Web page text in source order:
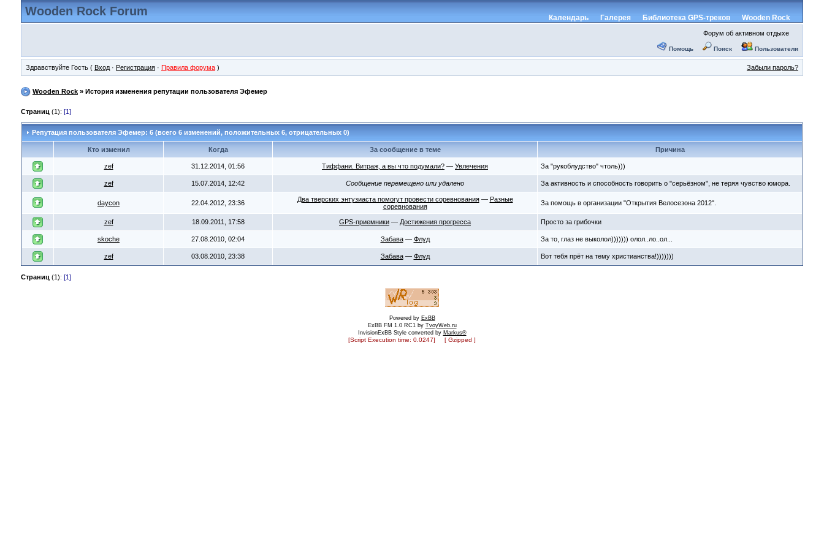
Wooden Rock Forum Календарь Галерея Библиотека GPS-треков Wooden Rock
Форум об активном отдыхе
Помощь Поиск Пользователи
Здравствуйте Гость ( Вход · Регистрация · Правила форума ) Забыли пароль?
Wooden Rock » История изменения репутации пользователя Эфемер
Страниц (1): [1]
Репутация пользователя Эфемер: 6 (всего 6 изменений, положительных 6, отрицательных 0)
Кто изменил Когда За сообщение в теме Причина
zef 31.12.2014, 01:56 Тиффани. Витраж, а вы что подумали? — Увлечения За "рукоблудство" чтоль)))
zef 15.07.2014, 12:42 Сообщение перемещено или удалено За активность и способность говорить о "серьёзном", не теряя чувство юмора.
daycon 22.04.2012, 23:36 Два тверских энтузиаста помогут провести соревнования— Разные
соревнования
За помощь в организации "Открытия Велосезона 2012".
zef 18.09.2011, 17:58 GPS-приемники — Достижения прогресса Просто за грибочки
skoche 27.08.2010, 02:04 Забава— Флуд За то, глаз не выколол))))))) олол..ло..ол...
zef 03.08.2010, 23:38 Забава— Флуд Вот тебя прёт на тему христианства!)))))))
Страниц (1): [1]
Powered by ExBB
ExBB FM 1.0 RC1 by TvoyWeb.ru
InvisionExBB Style converted by Markus®
[Script Execution time: 0.0247] [ Gzipped ]